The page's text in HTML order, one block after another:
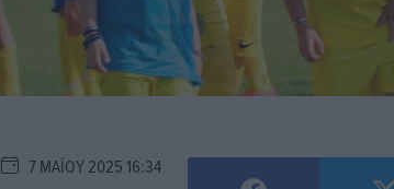
7 ΜΑΪ́ΟΥ 2025 16:34